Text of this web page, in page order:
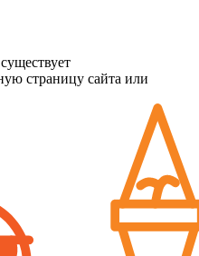
страницу сайта или